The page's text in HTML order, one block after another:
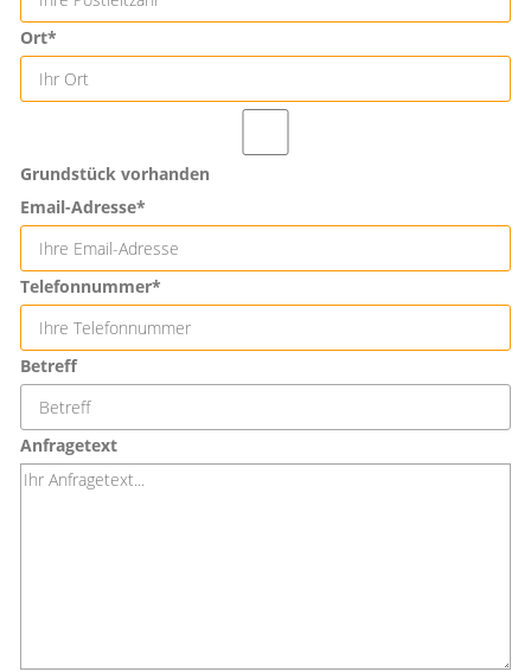
Ort*
Grundstück vorhanden
Email-Adresse*
Telefonnummer*
Betreff
Anfragetext